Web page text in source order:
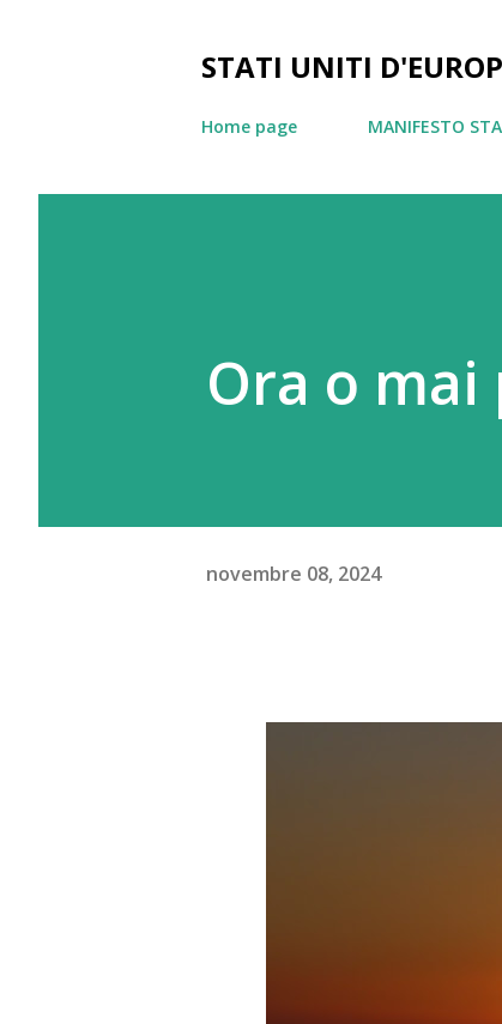
STATI UNITI
Home page MANIFESTO
Ora o
novembre 08, 2024